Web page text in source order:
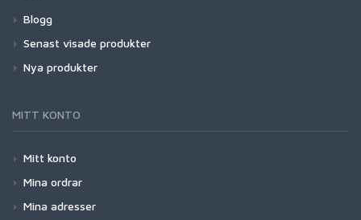
Blogg
Senast visade produkter
Nya produkter
MITT KONTO
Mitt konto
Mina ordrar
Mina adresser